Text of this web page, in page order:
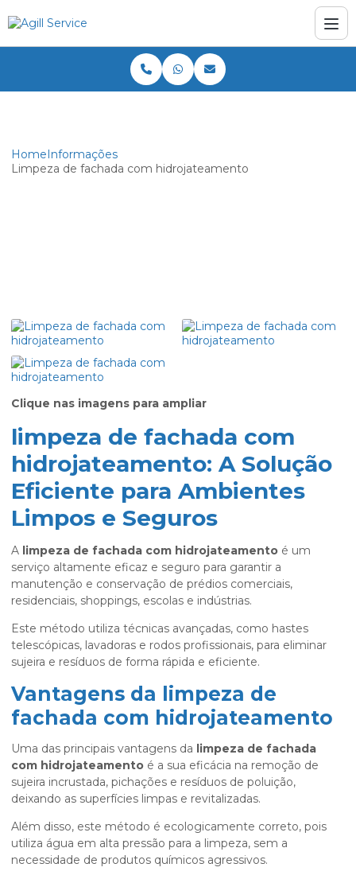
HomeInformações
Limpeza de fachada com hidrojateamento
Clique nas imagens para ampliar
limpeza de fachada com
hidrojateamento: A Solução
Eficiente para Ambientes
Limpos e Seguros
A limpeza de fachada com hidrojateamento é um
serviço altamente eficaz e seguro para garantir a
manutenção e conservação de prédios comerciais,
residenciais, shoppings, escolas e indústrias.
Este método utiliza técnicas avançadas, como hastes
telescópicas, lavadoras e rodos profissionais, para eliminar
sujeira e resíduos de forma rápida e eficiente.
Vantagens da limpeza de
fachada com hidrojateamento
Uma das principais vantagens da limpeza de fachada
com hidrojateamento é a sua eficácia na remoção de
sujeira incrustada, pichações e resíduos de poluição,
deixando as superfícies limpas e revitalizadas.
Além disso, este método é ecologicamente correto, pois
utiliza água em alta pressão para a limpeza, sem a
necessidade de produtos químicos agressivos.